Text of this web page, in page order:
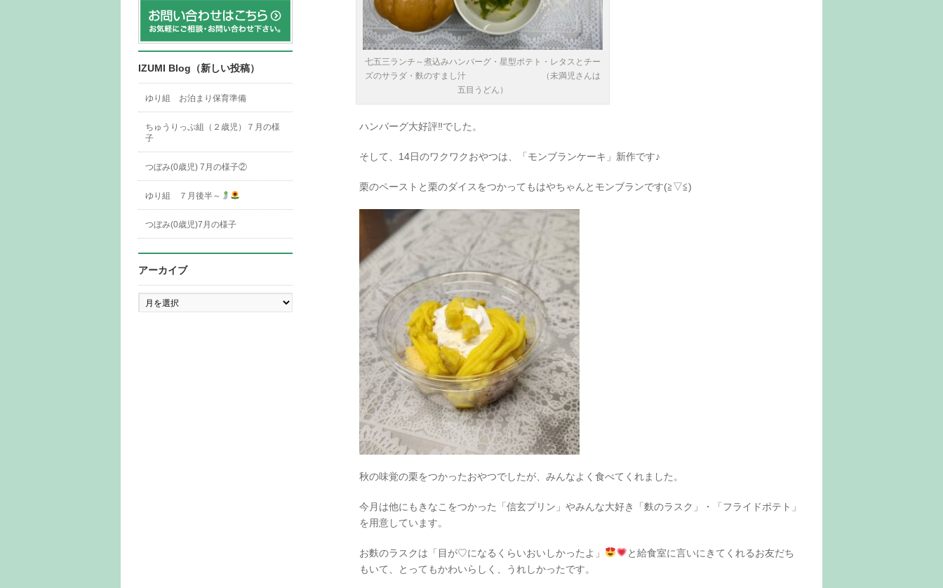
七五三ランチ～煮込みハンバーグ・星型ポテト・レタスとチー
ズのサラダ・麩のすまし汁 （未満児さんは
五目うどん）
ハンバーグ大好評‼でした。
そして、14日のワクワクおやつは、「モンブランケーキ」新作です♪
栗のペーストと栗のダイスをつかってもはやちゃんとモンブランです(≧▽≦)
秋の味覚の栗をつかったおやつでしたが、みんなよく食べてくれました。
今月は他にもきなこをつかった「信玄プリン」やみんな大好き「麩のラスク」・「フライドポテト」
を用意しています。
お麩のラスクは「目が♡になるくらいおいしかったよ」
と給食室に言いにきてくれるお友だち
もいて、とってもかわいらしく、うれしかったです。
IZUMI Blog（新しい投稿）
ゆり組 お泊まり保育準備
ちゅうりっぷ組（２歳児）７月の様
子
つぼみ(0歳児) 7月の様子②
ゆり組 ７月後半～
つぼみ(0歳児)7月の様子
アーカイブ
ア
ー